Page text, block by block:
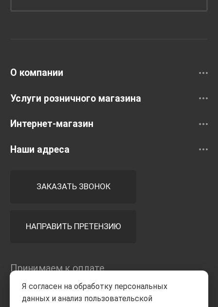
О компании
Услуги розничного магазина
Интернет-магазин
Наши адреса
ЗАКАЗАТЬ ЗВОНОК
НАПРАВИТЬ ПРЕТЕНЗИЮ
Принимаем к оплате
Я согласен на обработку персональных
данных и анализ пользовательской